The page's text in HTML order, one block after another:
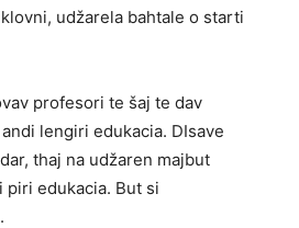
udžarela bahtale o starti
profesori te šaj te dav
lengiri edukacia. DIsave
thaj na udžaren majbut
piri edukacia. But si